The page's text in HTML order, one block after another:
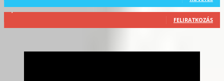
FELIRATKOZÁS